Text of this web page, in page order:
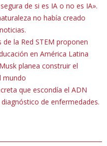
de si es IA o no es IA».
no había creado
la Red STEM proponen
en América Latina
planea construir el
mundo
que escondía el ADN
de enfermedades.